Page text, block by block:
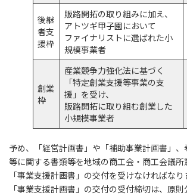
後継
者支
援枠
販路開拓の取り組みに加え、
アトツギ甲子園において
ファイナリストに選ばれた小
規模事業者
創業
枠
産業競争力強化法に基づく
「特定創業支援等事業の支
援」を受け、
販路開拓に取り組む創業した
小規模事業者
予め、「経営計画書」や「補助事業計画書」、
等に関する書類等を地域の商工会・商工会議所
「事業支援計画書」の交付を受けなければなり
「事業支援計画書」の交付の受付締切は、原